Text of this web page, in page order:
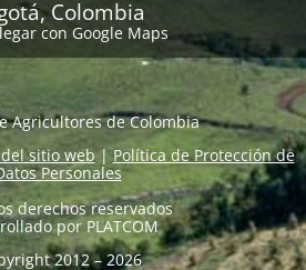
Colombia
con Google Maps
Agricultores de Colombia
sitio web|Política de Protección de
Personales
derechos reservados
por PLATCOM
2012 – 2026